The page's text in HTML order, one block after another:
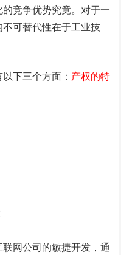
竞争优势究竟。对于一
可替代性在于工业技
下三个方面： 产权的特
网公司的敏捷开发，通